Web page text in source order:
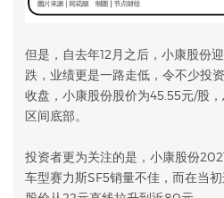
但是，自去年12月之后，小康股份
跌，业绩更是一路走低，令不少投
收盘，小康股份股价为45.55元/股
区间底部。
投资者更为关注的是，小康股份
车型赛力斯SF5销量不佳，而在当